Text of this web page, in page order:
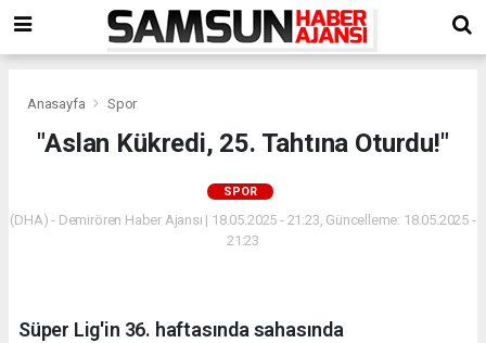
Anasayfa Spor
"Aslan Kükredi, 25. Tahtına Oturdu!"
SPOR
(DHA) - Demirören Haber Ajansı | 18.05.2025 - 21:23, Güncelleme: 18.05.2025 -
21:23
Süper Lig'in 36. haftasında sahasında